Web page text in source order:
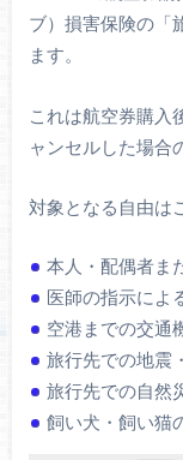
ブ）損害保険の「
ます。
これは航空券購入
ャンセルした場合
対象となる自由は
本人・配偶者ま
医師の指示によ
空港までの交通
旅行先での地震
旅行先での自然
飼い犬・飼い猫